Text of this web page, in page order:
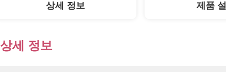
상세 정보 제품
상세 정보